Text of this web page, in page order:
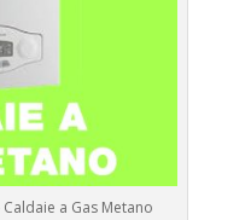
a Gas Metano